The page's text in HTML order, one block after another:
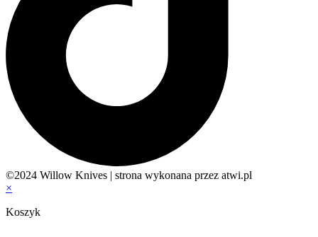
©2024 Willow Knives | strona wykonana przez atwi.pl
×
Koszyk